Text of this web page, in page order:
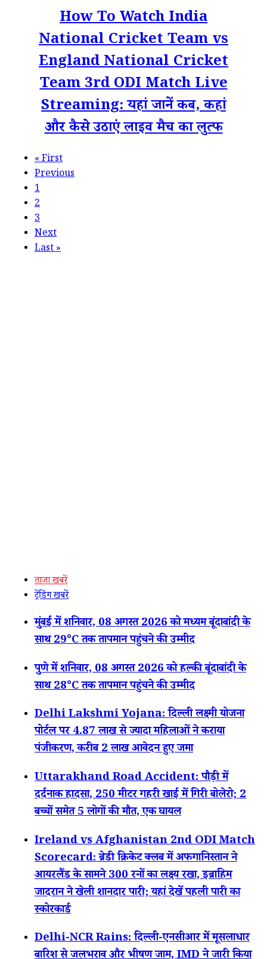
How To Watch India
National Cricket Team vs
England National Cricket
Team 3rd ODI Match Live
Streaming: यहां जानें कब, कहां
और कैसे उठाएं लाइव मैच का लुत्फ
«First
Previous
1
2
3
Next
Last»
ताजा खबरें
ट्रेंडिंग खबरें
मुंबई में शनिवार, 08 अगस्त 2026 को मध्यम बूंदाबांदी के
साथ 29°C तक तापमान पहुंचने की उम्मीद
पुणे में शनिवार, 08 अगस्त 2026 को हल्की बूंदाबांदी के
साथ 28°C तक तापमान पहुंचने की उम्मीद
Delhi Lakshmi Yojana: दिल्ली लक्ष्मी योजना
पोर्टल पर 4.87 लाख से ज्यादा महिलाओं ने कराया
पंजीकरण, करीब 2 लाख आवेदन हुए जमा
Uttarakhand Road Accident: पौड़ी में
दर्दनाक हादसा, 250 मीटर गहरी खाई में गिरी बोलेरो; 2
बच्चों समेत 5 लोगों की मौत, एक घायल
Ireland vs Afghanistan 2nd ODI Match
Scorecard: ब्रेडी क्रिकेट क्लब में अफगानिस्तान ने
आयरलैंड के सामने 300 रनों का लक्ष्य रखा, इब्राहिम
जादरान ने खेली शानदार पारी; यहां देखें पहली पारी का
स्कोरकार्ड
Delhi-NCR Rains: दिल्ली-एनसीआर में मूसलाधार